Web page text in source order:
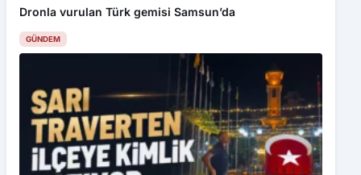
Dronla vurulan Türk gemisi Samsun’da
GÜNDEM